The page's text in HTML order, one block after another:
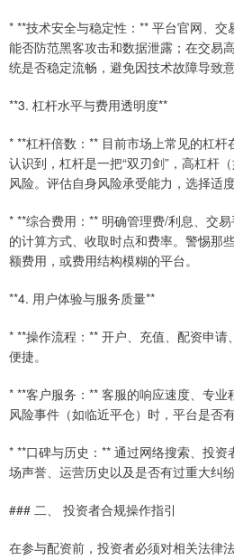
* **技术安全与稳定性：** 平台官网、交
能否防范黑客攻击和数据泄露；在交易
统是否稳定流畅，避免因技术故障导致意
**3. 杠杆水平与费用透明度**
* **杠杆倍数：** 目前市场上常见的杠
认识到，杠杆是一把“双刃剑”，高杠杆
风险。评估自身风险承受能力，选择适度
* **综合费用：** 明确管理费/利息、交
的计算方式、收取时点和费率。警惕那
额费用，或费用结构模糊的平台。
**4. 用户体验与服务质量**
* **操作流程：** 开户、充值、配资申
便捷。
* **客户服务：** 客服的响应速度、专
风险事件（如临近平仓）时，平台是否
* **口碑与历史：** 通过网络搜索、投
场声誉、运营历史以及是否有过重大纠
### 二、 投资者合规操作指引
在参与配资前，投资者必须对相关法律